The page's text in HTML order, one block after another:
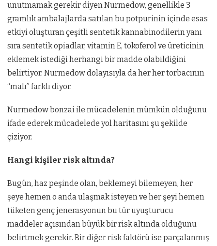
unutmamak gerekir diyen Nurmedow, genellikle 3
gramlık ambalajlarda satılan bu potpurinin içinde esas
etkiyi oluşturan çeşitli sentetik kannabinodilerin yanı
sıra sentetik opiadlar, vitamin E, tokoferol ve üreticinin
eklemek istediği herhangi bir madde olabildiğini
belirtiyor. Nurmedow dolayısıyla da her her torbacının
“malı” farklı diyor.
Nurmedow bonzai ile mücadelenin mümkün olduğunu
ifade ederek mücadelede yol haritasını şu şekilde
çiziyor.
Hangi kişiler risk altında?
Bugün, haz peşinde olan, beklemeyi bilemeyen, her
şeye hemen o anda ulaşmak isteyen ve her şeyi hemen
tüketen genç jenerasyonun bu tür uyuşturucu
maddeler açısından büyük bir risk altında olduğunu
belirtmek gerekir. Bir diğer risk faktörü ise parçalanmış